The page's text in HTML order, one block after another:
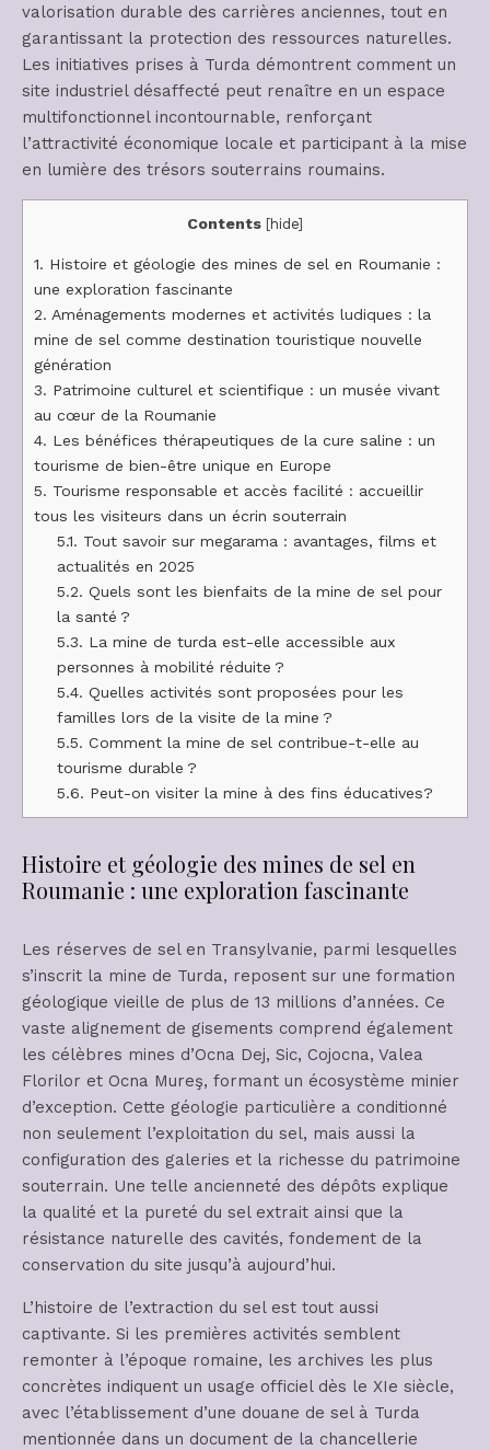
valorisation durable des carrières anciennes, tout en
garantissant la protection des ressources naturelles.
Les initiatives prises à Turda démontrent comment un
site industriel désaffecté peut renaître en un espace
multifonctionnel incontournable, renforçant
l’attractivité économique locale et participant à la mise
en lumière des trésors souterrains roumains.
Contents [hide]
1. Histoire et géologie des mines de sel en Roumanie :
une exploration fascinante
2. Aménagements modernes et activités ludiques : la
mine de sel comme destination touristique nouvelle
génération
3. Patrimoine culturel et scientifique : un musée vivant
au cœur de la Roumanie
4. Les bénéfices thérapeutiques de la cure saline : un
tourisme de bien-être unique en Europe
5. Tourisme responsable et accès facilité : accueillir
tous les visiteurs dans un écrin souterrain
5.1. Tout savoir sur megarama : avantages, films et
actualités en 2025
5.2. Quels sont les bienfaits de la mine de sel pour
la santé ?
5.3. La mine de turda est-elle accessible aux
personnes à mobilité réduite ?
5.4. Quelles activités sont proposées pour les
familles lors de la visite de la mine ?
5.5. Comment la mine de sel contribue-t-elle au
tourisme durable ?
5.6. Peut-on visiter la mine à des fins éducatives?
Histoire et géologie des mines de sel en
Roumanie : une exploration fascinante
Les réserves de sel en Transylvanie, parmi lesquelles
s’inscrit la mine de Turda, reposent sur une formation
géologique vieille de plus de 13 millions d’années. Ce
vaste alignement de gisements comprend également
les célèbres mines d’Ocna Dej, Sic, Cojocna, Valea
Florilor et Ocna Mureş, formant un écosystème minier
d’exception. Cette géologie particulière a conditionné
non seulement l’exploitation du sel, mais aussi la
configuration des galeries et la richesse du patrimoine
souterrain. Une telle ancienneté des dépôts explique
la qualité et la pureté du sel extrait ainsi que la
résistance naturelle des cavités, fondement de la
conservation du site jusqu’à aujourd’hui.
L’histoire de l’extraction du sel est tout aussi
captivante. Si les premières activités semblent
remonter à l’époque romaine, les archives les plus
concrètes indiquent un usage officiel dès le XIe siècle,
avec l’établissement d’une douane de sel à Turda
mentionnée dans un document de la chancellerie